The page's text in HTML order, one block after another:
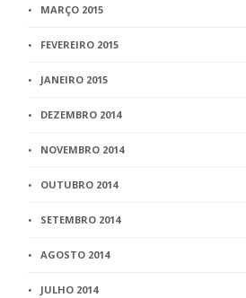
MARÇO 2015
FEVEREIRO 2015
JANEIRO 2015
DEZEMBRO 2014
NOVEMBRO 2014
OUTUBRO 2014
SETEMBRO 2014
AGOSTO 2014
JULHO 2014